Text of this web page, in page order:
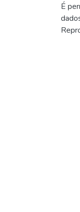
É